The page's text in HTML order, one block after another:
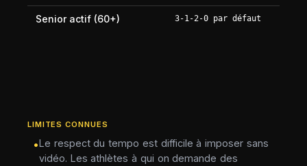
Senior actif (60+) 3-1-2-0 par défaut
LIMITES CONNUES
•Le respect du tempo est difficile à imposer sans
vidéo. Les athlètes à qui on demande des